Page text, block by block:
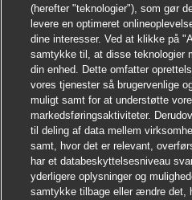
(herefter "teknologier"), som gør
levere en optimeret
dine interesser. Ved at klikke på
samtykke til, at disse teknologier
din enhed. Dette omfatter
vores tjenester så brugervenlige
muligt samt for at understøtte
markedsføringsaktiviteter.
til deling af data mellem
samt, hvor det er relevant,
har et databeskyttelsesniveau
yderligere oplysninger og
samtykke tilbage eller ændre det,